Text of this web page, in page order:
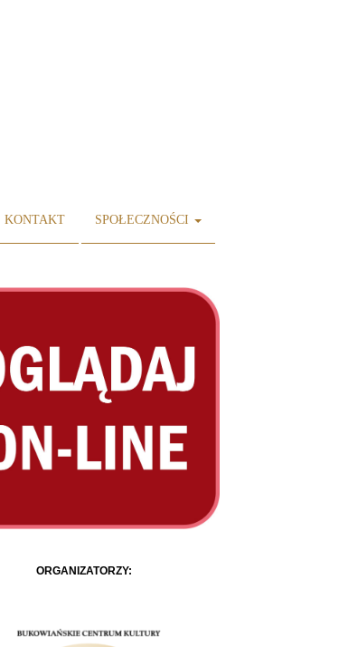
KONTAKT SPOŁECZNOŚCI
ORGANIZATORZY: